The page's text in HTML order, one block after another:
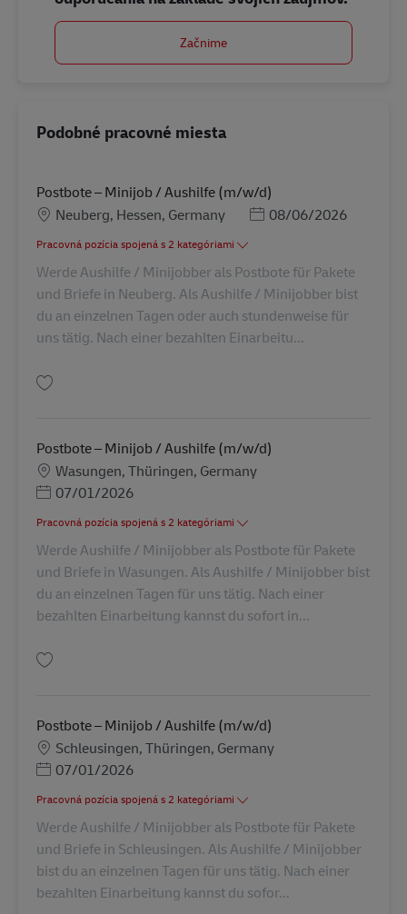
Začnime
Podobné pracovné miesta
Postbote – Minijob / Aushilfe (m/w/d)
MiestoNeuberg, Hessen, Germany Posted Date
08/06/2026
Pracovná pozícia spojená s 2 kategóriami
Werde Aushilfe / Minijobber als Postbote für Pakete
und Briefe in Neuberg. Als Aushilfe / Minijobber bist
du an einzelnen Tagen oder auch stundenweise für
uns tätig. Nach einer bezahlten Einarbeitu...
Postbote – Minijob / Aushilfe (m/w/d)
Miesto
Wasungen, Thüringen, Germany
Posted Date
07/01/2026
Pracovná pozícia spojená s 2 kategóriami
Werde Aushilfe / Minijobber als Postbote für Pakete
und Briefe in Wasungen. Als Aushilfe / Minijobber bist
du an einzelnen Tagen für uns tätig. Nach einer
bezahlten Einarbeitung kannst du sofort in...
Postbote – Minijob / Aushilfe (m/w/d)
MiestoSchleusingen, Thüringen, Germany
Posted Date
07/01/2026
Pracovná pozícia spojená s 2 kategóriami
Werde Aushilfe / Minijobber als Postbote für Pakete
und Briefe in Schleusingen. Als Aushilfe / Minijobber
bist du an einzelnen Tagen für uns tätig. Nach einer
bezahlten Einarbeitung kannst du sofor...